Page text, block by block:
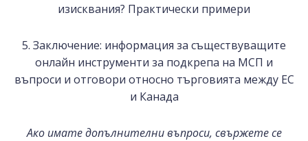
изисквания? Практически примери
5. Заключение: информация за съществуващите
онлайн инструменти за подкрепа на МСП и
въпроси и отговори относно търговията между ЕС
и Канада
Ако имате допълнителни въпроси, свържете се